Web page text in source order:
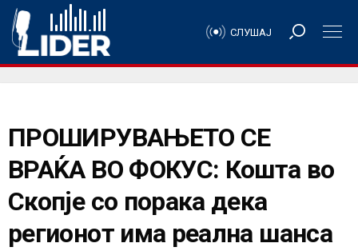
СЛУШАЈ
ПРОШИРУВАЊЕТО СЕ
ВРАЌА ВО ФОКУС: Кошта во
Скопје со порака дека
регионот има реална шанса